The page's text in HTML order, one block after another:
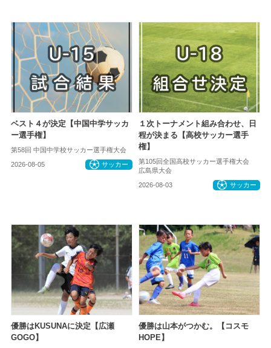
ベスト４が決定【中国中学サッカ
ー選手権】
第58回 中国中学校サッカー選手権大会
2026-08-05 サッカー
１次トーナメント組み合わせ、日
程が決まる【高校サッカー選手
権】
第105回全国高校サッカー選手権大会
広島県大会
2026-08-03 サッカー
優勝はKUSUNAに決定【広瀬
GOGO】
優勝は山本がつかむ。【コスモ
HOPE】